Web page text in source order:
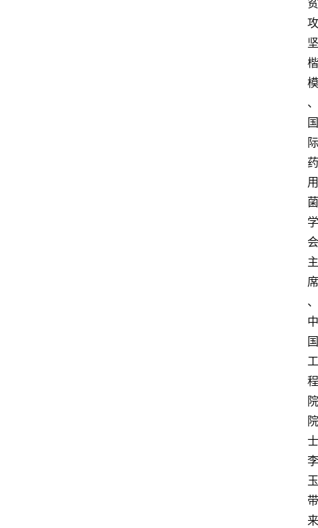
贫
攻
坚
楷
模
、
国
际
药
用
菌
学
会
主
席
、
中
国
工
程
院
院
士
李
玉
带
来